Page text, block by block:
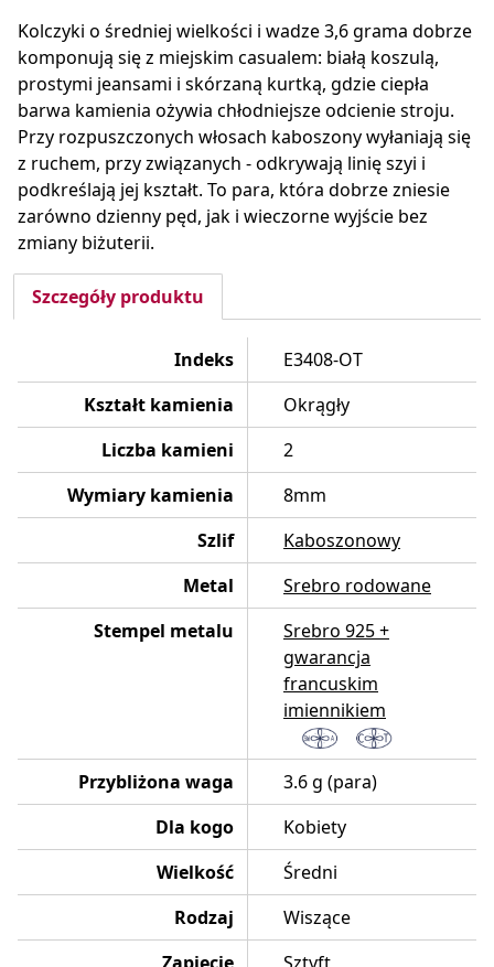
Kolczyki o średniej wielkości i wadze 3,6 grama dobrze
komponują się z miejskim casualem: białą koszulą,
prostymi jeansami i skórzaną kurtką, gdzie ciepła
barwa kamienia ożywia chłodniejsze odcienie stroju.
Przy rozpuszczonych włosach kaboszony wyłaniają się
z ruchem, przy związanych - odkrywają linię szyi i
podkreślają jej kształt. To para, która dobrze zniesie
zarówno dzienny pęd, jak i wieczorne wyjście bez
zmiany biżuterii.
Szczegóły produktu
Indeks
E3408-OT
Kształt kamienia
Okrągły
Liczba kamieni
2
Wymiary kamienia
8mm
Szlif
Kaboszonowy
Metal
Srebro rodowane
Stempel metalu
Srebro 925 +
gwarancja
francuskim
imiennikiem
Przybliżona waga
3.6 g (para)
Dla kogo
Kobiety
Wielkość
Średni
Rodzaj
Wiszące